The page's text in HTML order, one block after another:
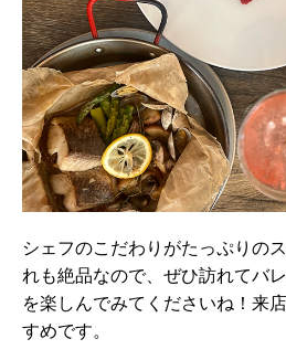
シェフのこだわりがたっぷりの
れも絶品なので、ぜひ訪れてバ
を楽しんでみてくださいね！来
すめです。